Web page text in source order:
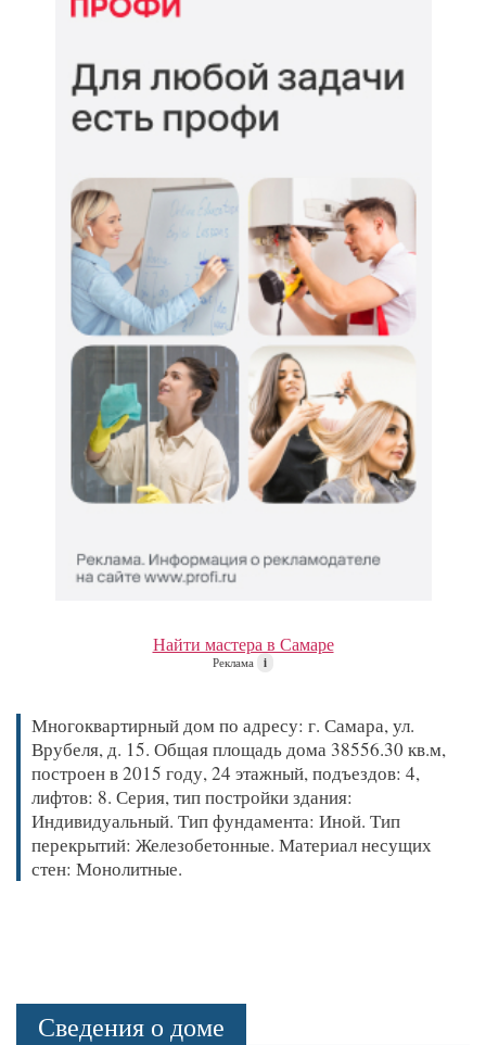
Найти мастера в Самаре
Реклама i
Многоквартирный дом по адресу: г. Самара, ул.
Врубеля, д. 15. Общая площадь дома 38556.30 кв.м,
построен в 2015 году, 24 этажный, подъездов: 4,
лифтов: 8. Серия, тип постройки здания:
Индивидуальный. Тип фундамента: Иной. Тип
перекрытий: Железобетонные. Материал несущих
стен: Монолитные.
Сведения о доме